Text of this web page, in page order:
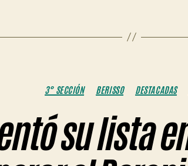
Categorías
3° SECCIÓN BERISSO DESTACADAS
su lista